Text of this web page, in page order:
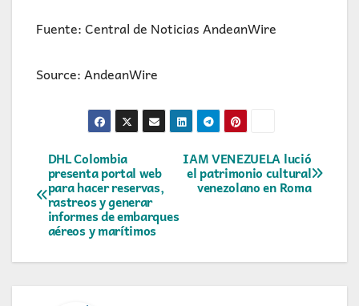
Fuente: Central de Noticias AndeanWire
Source: AndeanWire
Navegación
de
entradas
IAM VENEZUELA lució
el patrimonio cultural
venezolano en Roma
DHL Colombia
presenta portal web
para hacer reservas,
rastreos y generar
informes de embarques
aéreos y marítimos